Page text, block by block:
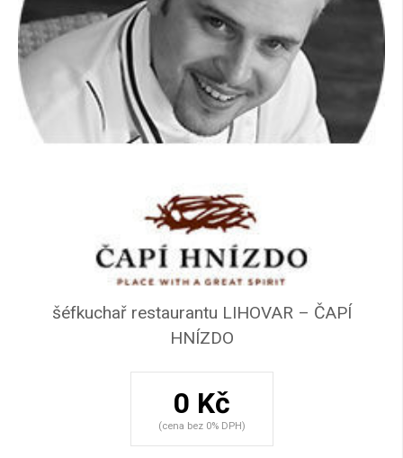
šéfkuchař restaurantu LIHOVAR – ČAPÍ
HNÍZDO
0 Kč
(cena bez 0% DPH)